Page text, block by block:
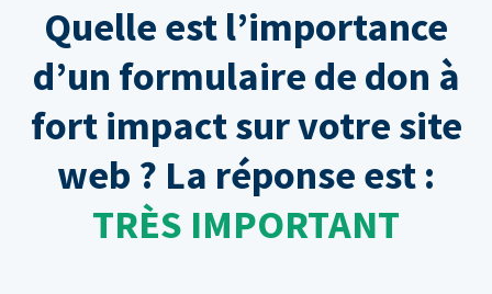
Quelle est l’importance
d’un formulaire de don à
fort impact sur votre site
web ? La réponse est :
TRÈS IMPORTANT